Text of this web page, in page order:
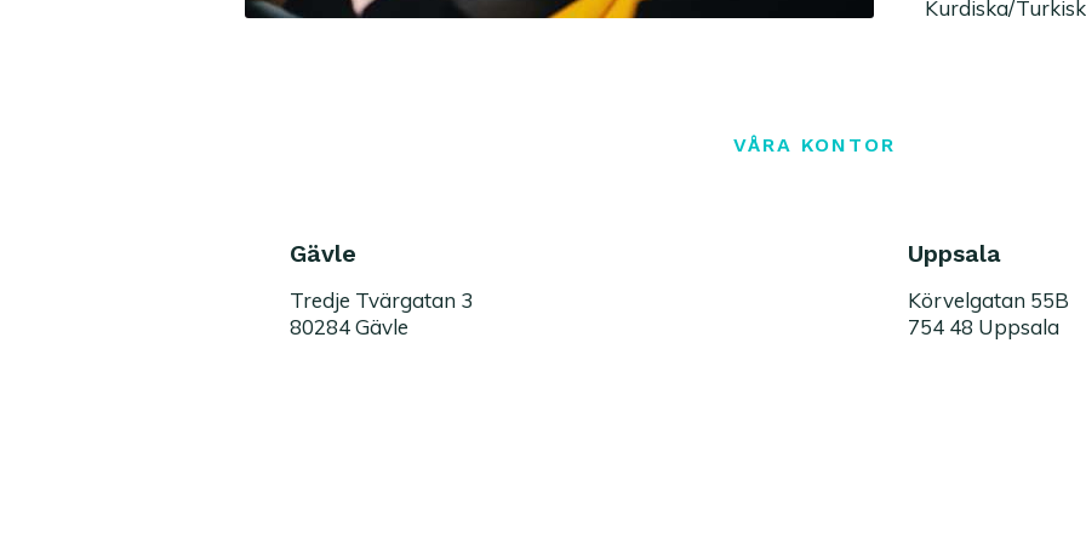
Kurdiska/
VÅRA KONTOR
Gävle Uppsala
Tredje Tvärgatan 3
80284 Gävle
Körvelgatan 55B
754 48 Uppsala